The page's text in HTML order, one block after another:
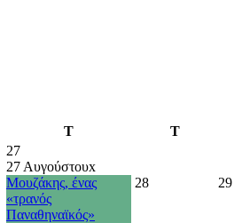
Τ Τ
27
27 Αυγούστουx
Μουζάκης, ένας
«τρανός
Παναθηναϊκός»
28 29